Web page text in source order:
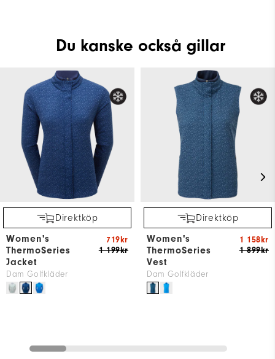
Du kanske också gillar
Direktköp
Women's
ThermoSeries
Jacket
Dam Golfkläder
1 199kr
719kr
Direktköp
Women's
ThermoSeries
Vest
Dam Golfkläder
1 899kr
1 158kr